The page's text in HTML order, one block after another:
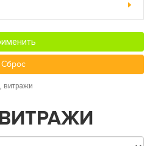
Сброс
витражи